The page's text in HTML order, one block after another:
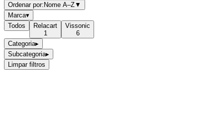
Ordenar por: Nome A–Z▼
Marca▾
Todos
Relacart
1
Vissonic
6
Categoria▸
Subcategoria▸
Limpar filtros